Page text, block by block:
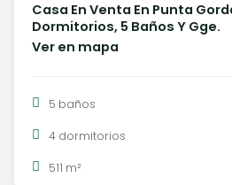
Casa En Venta En Punta
Dormitorios, 5 Baños Y Gge.
Ver en mapa
5 baños
4 dormitorios
511 m²